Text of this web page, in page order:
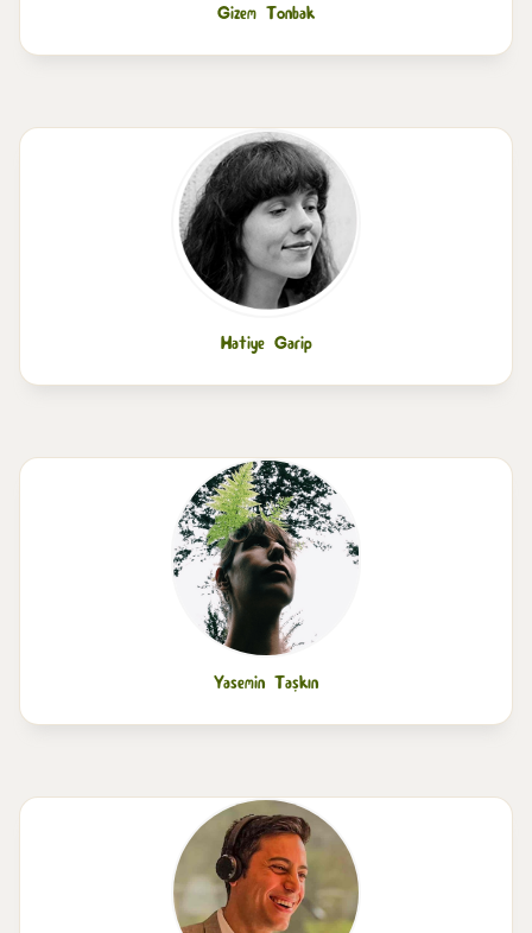
Gizem Tonbak
Hatiye Garip
Yasemin Taşkın